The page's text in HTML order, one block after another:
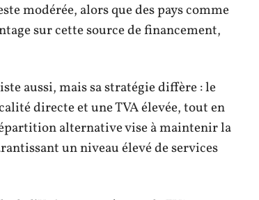
modérée, alors que des pays comme
sur cette source de financement,
aussi, mais sa stratégie diffère : le
directe et une TVA élevée, tout en
alternative vise à maintenir la
un niveau élevé de services